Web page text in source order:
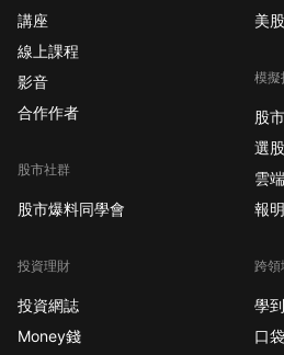
講座
線上課程
影音
合作作者
股市社群
股市爆料同學會
投資理財
投資網誌
Money錢
美
模擬
股
選
雲
報
跨領
學到
口